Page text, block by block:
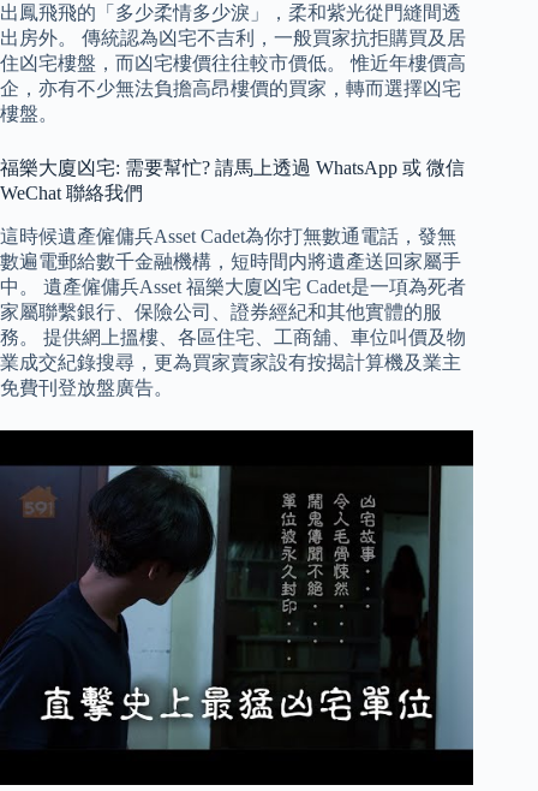
出鳳飛飛的「多少柔情多少淚」，柔和紫光從門縫間透
出房外。 傳統認為凶宅不吉利，一般買家抗拒購買及居
住凶宅樓盤，而凶宅樓價往往較市價低。 惟近年樓價高
企，亦有不少無法負擔高昂樓價的買家，轉而選擇凶宅
樓盤。
福樂大廈凶宅: 需要幫忙? 請馬上透過 WhatsApp 或 微信
WeChat 聯絡我們
這時候遺產僱傭兵Asset Cadet為你打無數通電話，發無
數遍電郵給數千金融機構，短時間内將遺產送回家屬手
中。 遺產僱傭兵Asset 福樂大廈凶宅 Cadet是一項為死者
家屬聯繫銀行、保險公司、證券經紀和其他實體的服
務。 提供網上搵樓、各區住宅、工商舖、車位叫價及物
業成交紀錄搜尋，更為買家賣家設有按揭計算機及業主
免費刊登放盤廣告。